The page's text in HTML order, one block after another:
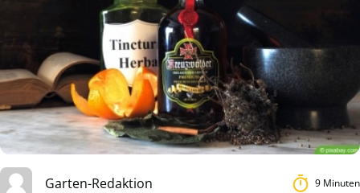
Garten-Redaktion 9 Minuten